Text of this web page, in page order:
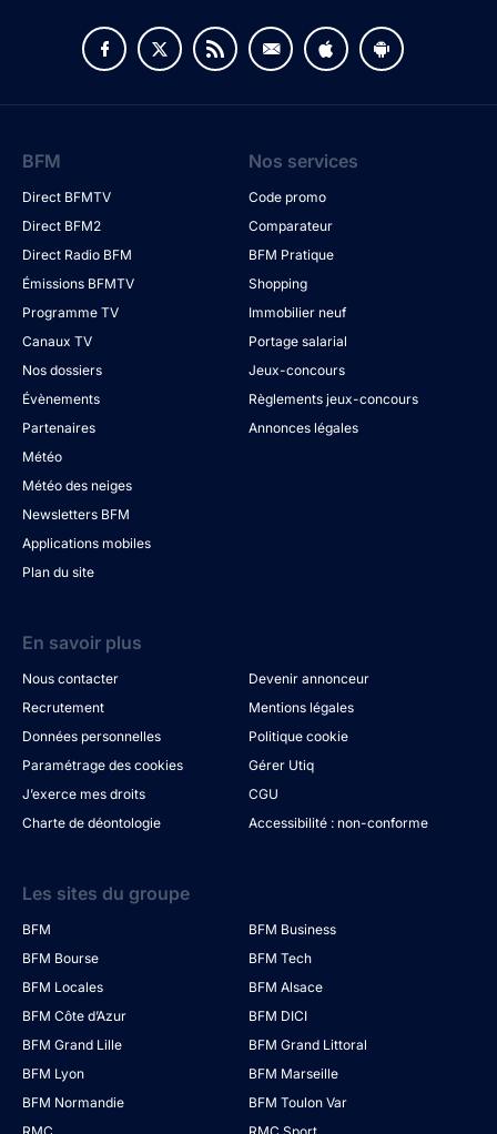
BFM
Direct BFMTV
Direct BFM2
Direct Radio BFM
Émissions BFMTV
Programme TV
Canaux TV
Nos dossiers
Évènements
Partenaires
Météo
Météo des neiges
Newsletters BFM
Applications mobiles
Plan du site
Nos services
Code promo
Comparateur
BFM Pratique
Shopping
Immobilier neuf
Portage salarial
Jeux-concours
Règlements jeux-concours
Annonces légales
En savoir plus
Nous contacter
Devenir annonceur
Recrutement
Mentions légales
Données personnelles
Politique cookie
Paramétrage des cookies
Gérer Utiq
J’exerce mes droits
CGU
Charte de déontologie
Accessibilité : non-conforme
Les sites du groupe
BFM
BFM Business
BFM Bourse
BFM Tech
BFM Locales
BFM Alsace
BFM Côte d’Azur
BFM DICI
BFM Grand Lille
BFM Grand Littoral
BFM Lyon
BFM Marseille
BFM Normandie
BFM Toulon Var